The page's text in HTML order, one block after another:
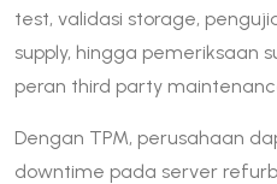
test, validasi storage,
supply, hingga pemeriksaan
peran third party
Dengan TPM, perusahaan
downtime pada server